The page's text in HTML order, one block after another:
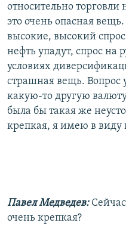
относительно
это очень опасная
высокие, высокий
нефть упадут, спрос на
условиях
страшная вещь. Вопрос
какую-то другую
была бы такая же
крепкая, я имею в виду
Павел Медведев:
очень крепкая?